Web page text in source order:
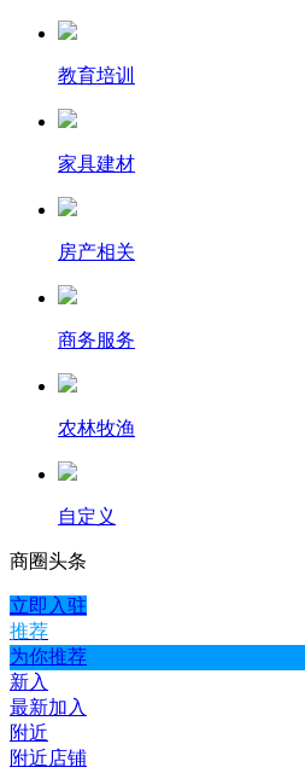
教育培训
家具建材
房产相关
商务服务
农林牧渔
自定义
商圈头条
立即入驻
推荐
为你推荐
新入
最新加入
附近
附近店铺